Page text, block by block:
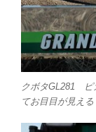
クボタGL281 ピ
てお目目が見え